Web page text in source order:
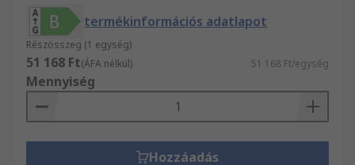
termékinformációs adatlapot
Részösszeg (1 egység)
51 168 Ft(ÁFA nélkül) 51 168 Ft/egység
Mennyiség
Hozzáadás